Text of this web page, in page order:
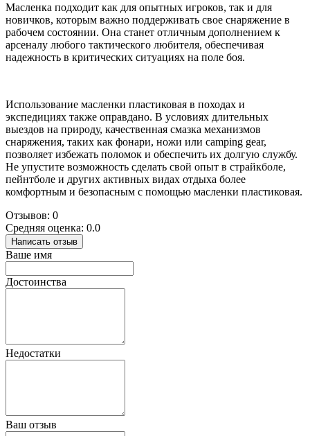
Масленка подходит как для опытных игроков, так и для
новичков, которым важно поддерживать свое снаряжение в
рабочем состоянии. Она станет отличным дополнением к
арсеналу любого тактического любителя, обеспечивая
надежность в критических ситуациях на поле боя.
Использование масленки пластиковая в походах и
экспедициях также оправдано. В условиях длительных
выездов на природу, качественная смазка механизмов
снаряжения, таких как фонари, ножи или camping gear,
позволяет избежать поломок и обеспечить их долгую службу.
Не упустите возможность сделать свой опыт в страйкболе,
пейнтболе и других активных видах отдыха более
комфортным и безопасным с помощью масленки пластиковая.
Отзывов: 0
Средняя оценка: 0.0
Написать отзыв
Ваше имя
Достоинства
Недостатки
Ваш отзыв